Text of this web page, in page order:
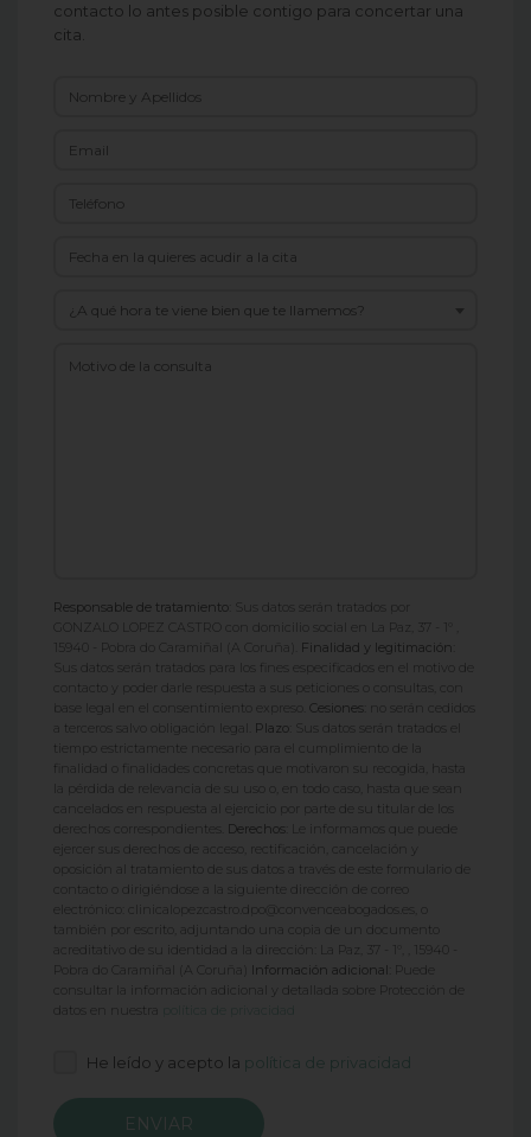
contacto lo antes posible contigo para concertar una
cita.
¿A qué hora te viene bien que te llamemos?
Responsable de tratamiento:
Sus datos serán tratados por
GONZALO LOPEZ CASTRO con domicilio social en La Paz, 37 - 1º ,
15940 - Pobra do Caramiñal (A Coruña). Finalidad y legitimación:
Sus datos serán tratados para los fines especificados en el motivo de
contacto y poder darle respuesta a sus peticiones o consultas, con
base legal en el consentimiento expreso. Cesiones:
no serán cedidos
a terceros salvo obligación legal. Plazo:
Sus datos serán tratados el
tiempo estrictamente necesario para el cumplimiento de la
finalidad o finalidades concretas que motivaron su recogida, hasta
la pérdida de relevancia de su uso o, en todo caso, hasta que sean
cancelados en respuesta al ejercicio por parte de su titular de los
derechos correspondientes. Derechos:
Le informamos que puede
ejercer sus derechos de acceso, rectificación, cancelación y
oposición al tratamiento de sus datos a través de este formulario de
contacto o dirigiéndose a la siguiente dirección de correo
electrónico: clinicalopezcastro.dpo@convenceabogados.es, o
también por escrito, adjuntando una copia de un documento
acreditativo de su identidad a la dirección: La Paz, 37 - 1º, , 15940 -
Pobra do Caramiñal (A Coruña) Información adicional: Puede
consultar la información adicional y detallada sobre Protección de
datos en nuestra
política de privacidad
He leído y acepto la política de privacidad